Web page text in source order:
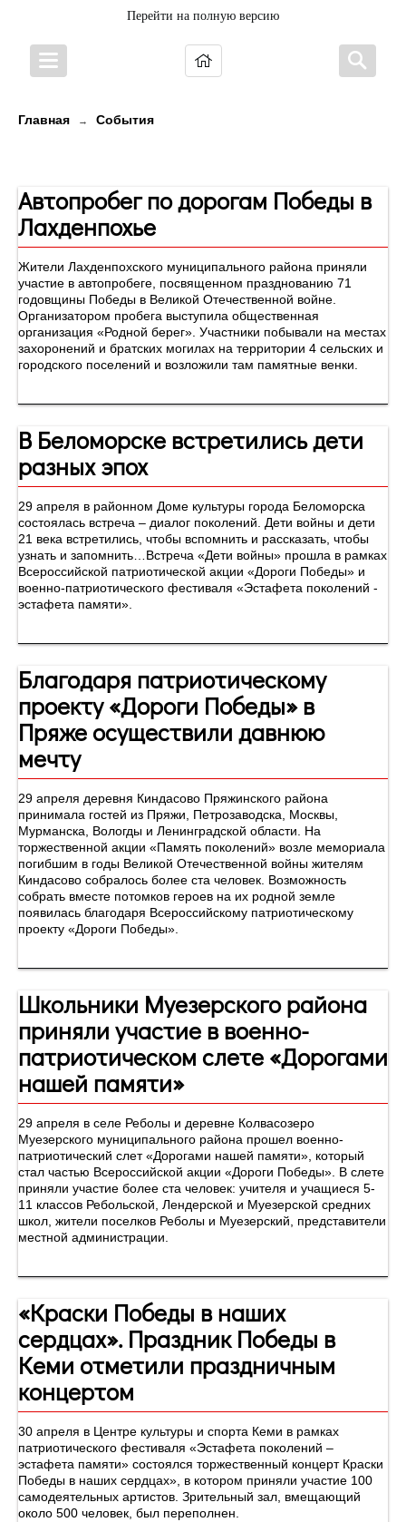
Перейти на полную версию
Главная → События
Автопробег по дорогам Победы в
Лахденпохье
Жители Лахденпохского муниципального района приняли
участие в автопробеге, посвященном празднованию 71
годовщины Победы в Великой Отечественной войне.
Организатором пробега выступила общественная
организация «Родной берег». Участники побывали на местах
захоронений и братских могилах на территории 4 сельских и
городского поселений и возложили там памятные венки.
В Беломорске встретились дети
разных эпох
29 апреля в районном Доме культуры города Беломорска
состоялась встреча – диалог поколений. Дети войны и дети
21 века встретились, чтобы вспомнить и рассказать, чтобы
узнать и запомнить…Встреча «Дети войны» прошла в рамках
Всероссийской патриотической акции «Дороги Победы» и
военно-патриотического фестиваля «Эстафета поколений -
эстафета памяти».
Благодаря патриотическому
проекту «Дороги Победы» в
Пряже осуществили давнюю
мечту
29 апреля деревня Киндасово Пряжинского района
принимала гостей из Пряжи, Петрозаводска, Москвы,
Мурманска, Вологды и Ленинградской области. На
торжественной акции «Память поколений» возле мемориала
погибшим в годы Великой Отечественной войны жителям
Киндасово собралось более ста человек. Возможность
собрать вместе потомков героев на их родной земле
появилась благодаря Всероссийскому патриотическому
проекту «Дороги Победы».
Школьники Муезерского района
приняли участие в военно-
патриотическом слете «Дорогами
нашей памяти»
29 апреля в селе Реболы и деревне Колвасозеро
Муезерского муниципального района прошел военно-
патриотический слет «Дорогами нашей памяти», который
стал частью Всероссийской акции «Дороги Победы». В слете
приняли участие более ста человек: учителя и учащиеся 5-
11 классов Ребольской, Лендерской и Муезерской средних
школ, жители поселков Реболы и Муезерский, представители
местной администрации.
«Краски Победы в наших
сердцах». Праздник Победы в
Кеми отметили праздничным
концертом
30 апреля в Центре культуры и спорта Кеми в рамках
патриотического фестиваля «Эстафета поколений –
эстафета памяти» состоялся торжественный концерт Краски
Победы в наших сердцах», в котором приняли участие 100
самодеятельных артистов. Зрительный зал, вмещающий
около 500 человек, был переполнен.